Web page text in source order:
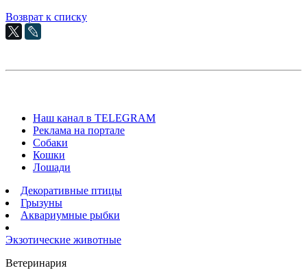
Возврат к списку
Наш канал в TELEGRAM
Реклама на портале
Собаки
Кошки
Лошади
Декоративные птицы
Грызуны
Аквариумные рыбки
Экзотические животные
Ветеринария